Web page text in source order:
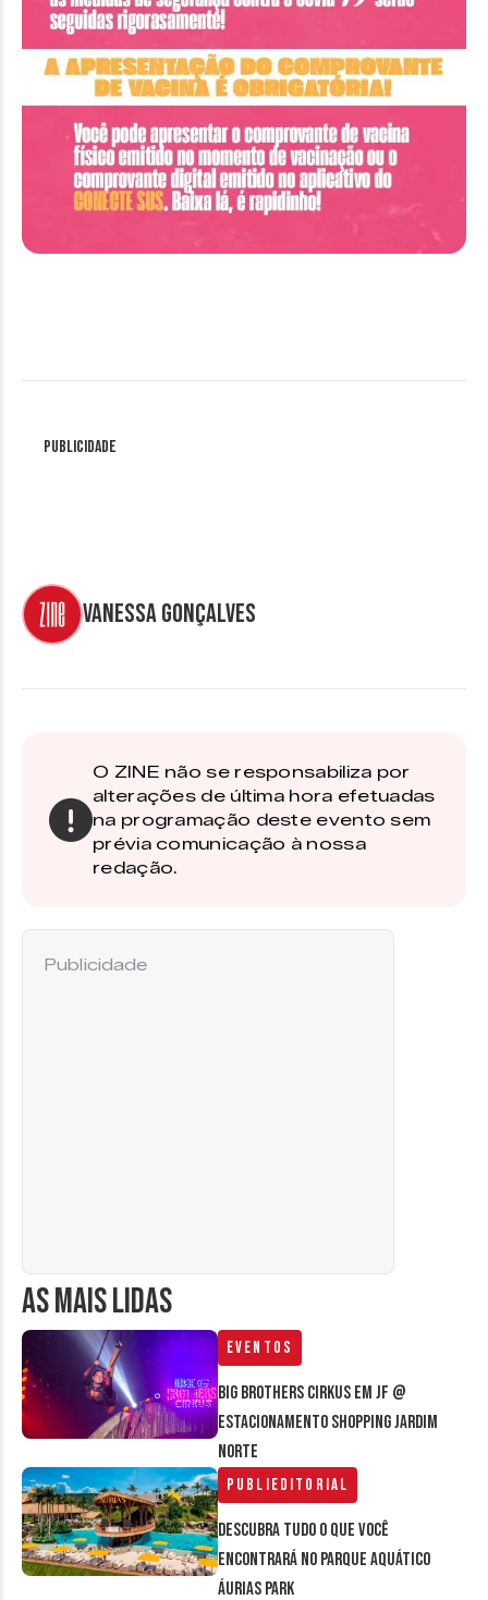
Publicidade
Vanessa Gonçalves
O ZINE não se responsabiliza por
alterações de última hora efetuadas
na programação deste evento sem
prévia comunicação à nossa
redação.
AS MAIS LIDAS
Eventos
Big Brothers Cirkus em JF @
estacionamento Shopping Jardim
Norte
Publieditorial
Descubra tudo o que você
encontrará no parque aquático
Áurias Park
Publicidade